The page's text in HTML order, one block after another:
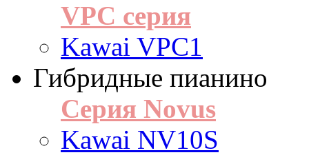
VPC серия
Kawai VPC1
Гибридные пианино
Серия Novus
Kawai NV10S